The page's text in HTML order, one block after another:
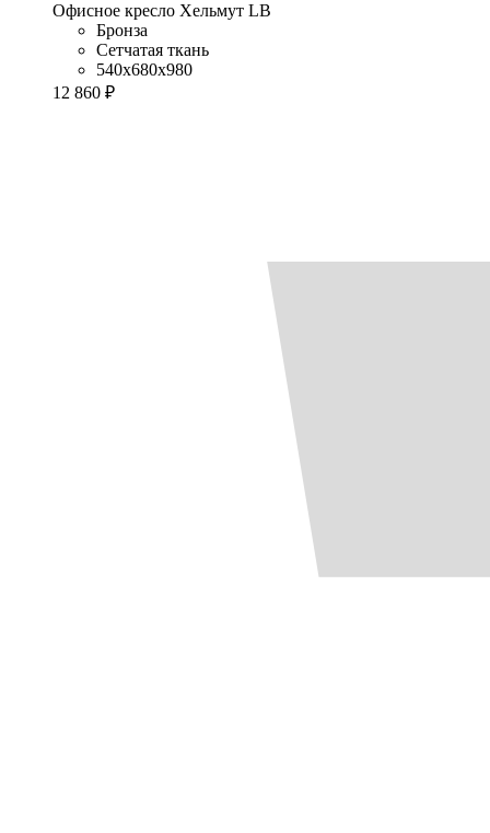
Офисное кресло Хельмут LB
Бронза
Сетчатая ткань
540x680x980
12 860 ₽